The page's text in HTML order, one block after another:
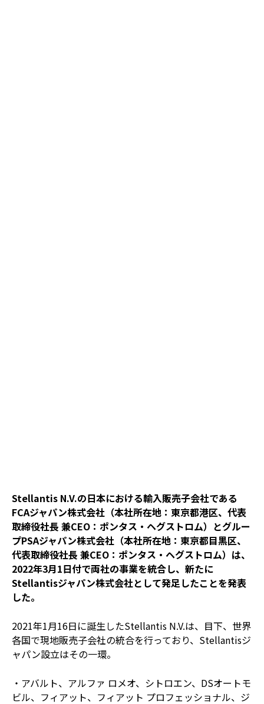
Stellantis N.V.の日本における輸入販売子会社である
FCAジャパン株式会社（本社所在地：東京都港区、代表
取締役社長 兼CEO：ポンタス・ヘグストロム）とグルー
プPSAジャパン株式会社（本社所在地：東京都目黒区、
代表取締役社長 兼CEO：ポンタス・ヘグストロム）は、
2022年3月1日付で両社の事業を統合し、新たに
Stellantisジャパン株式会社として発足したことを発表
した。
2021年1月16日に誕生したStellantis N.V.は、目下、世界
各国で現地販売子会社の統合を行っており、Stellantisジ
ャパン設立はその一環。
・アバルト、アルファ ロメオ、シトロエン、DSオートモ
ビル、フィアット、フィアット プロフェッショナル、ジ